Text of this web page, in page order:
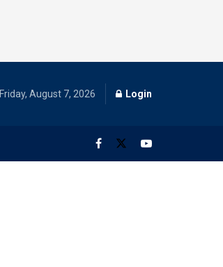
Friday, August 7, 2026 Login